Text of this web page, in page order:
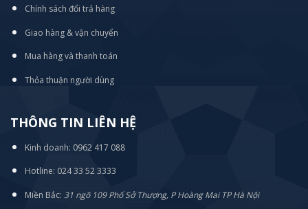
Chính sách đổi trả hàng
Giao hàng & vận chuyển
Mua hàng và thanh toán
Thỏa thuận người dùng
THÔNG TIN LIÊN HỆ
Kinh doanh: 0962 417 088
Hotline: 024 33 52 3333
Miền Bắc: 31 ngõ 109 Phố Sở Thượng, P Hoàng Mai TP Hà Nội